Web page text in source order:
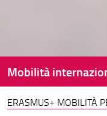
ERASMUS+ MOBILITÀ
Mobilità
Servizio Relazioni